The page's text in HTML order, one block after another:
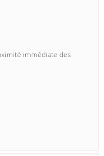
immédiate des